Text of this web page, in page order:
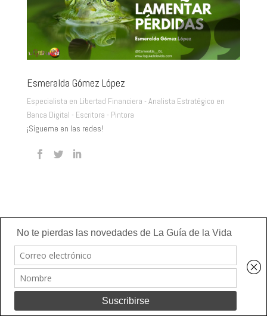
Esmeralda Gómez López
Especialista en Libertad Financiera - Analista Estratégico en
Banca Digital - Escritora - Pintora
¡Sígueme en las redes!
La Guía de la Vida © 2023. Todos los derechos reservados.
Utilizo cookies para asegurar que doy la mejor experiencia al
usuario en mi sitio web. Si continúa utilizando este sitio asumo
Ok
Leer más